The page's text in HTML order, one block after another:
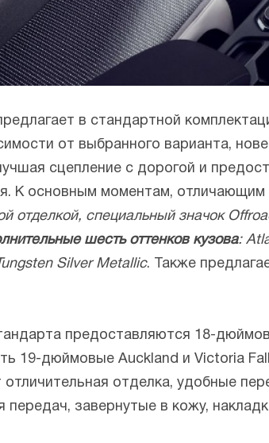
в стандартной
от выбранного варианта,
сцепление с дорогой и
К основным моментам, отличающим
отделкой, специальный значок
шесть оттенков кузова:
Silver Metallic. Также
предоставляются 18-
19-дюймовые Auckland и Victoria
отличительная отделка, удобные
передач, завернутые в кожу,